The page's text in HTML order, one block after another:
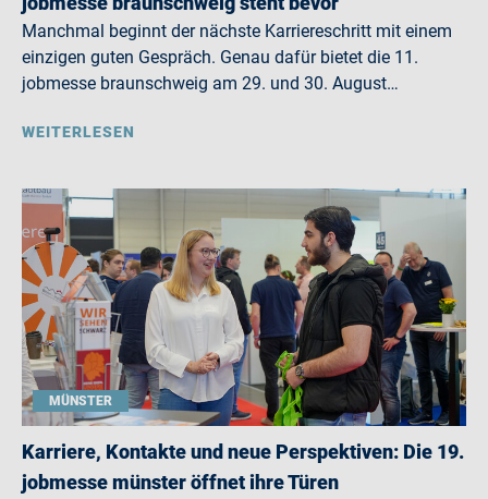
Manchmal beginnt der nächste Karriereschritt mit einem
einzigen guten Gespräch. Genau dafür bietet die 11.
jobmesse braunschweig am 29. und 30. August…
WEITERLESEN
MÜNSTER
Karriere, Kontakte und neue Perspektiven: Die 19.
jobmesse münster öffnet ihre Türen